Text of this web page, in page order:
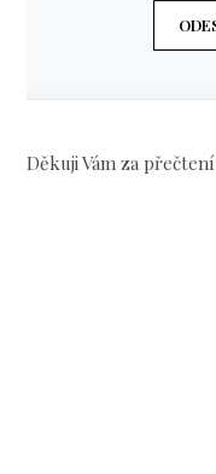
Děkuji Vám za